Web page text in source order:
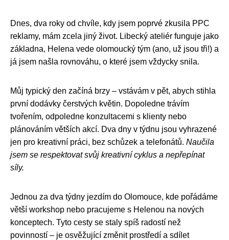
Dnes, dva roky od chvíle, kdy jsem poprvé zkusila PPC
reklamy, mám zcela jiný život. Libecký ateliér funguje jako
základna, Helena vede olomoucký tým (ano, už jsou tři!) a
já jsem našla rovnováhu, o které jsem vždycky snila.
Můj typický den začíná brzy – vstávám v pět, abych stihla
první dodávky čerstvých květin. Dopoledne trávím
tvořením, odpoledne konzultacemi s klienty nebo
plánováním větších akcí. Dva dny v týdnu jsou vyhrazené
jen pro kreativní práci, bez schůzek a telefonátů. Naučila
jsem se respektovat svůj kreativní cyklus a nepřepínat
síly.
Jednou za dva týdny jezdím do Olomouce, kde pořádáme
větší workshop nebo pracujeme s Helenou na nových
konceptech. Tyto cesty se staly spíš radostí než
povinností – je osvěžující změnit prostředí a sdílet